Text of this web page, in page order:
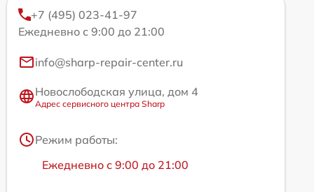
+7 (495) 023-41-97
Ежедневно с 9:00 до 21:00
info@sharp-repair-center.ru
Новослободская улица, дом 4
Адрес сервисного центра Sharp
Режим работы:
Ежедневно с 9:00 до 21:00